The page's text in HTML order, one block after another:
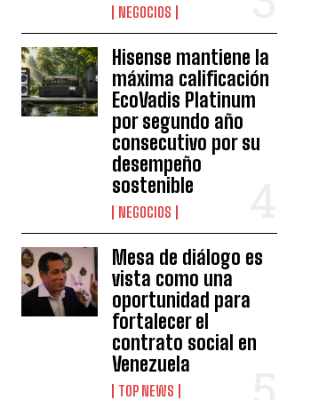
NEGOCIOS
Hisense mantiene la
máxima calificación
EcoVadis Platinum
por segundo año
consecutivo por su
desempeño
sostenible
NEGOCIOS
Mesa de diálogo es
vista como una
oportunidad para
fortalecer el
contrato social en
Venezuela
TOP NEWS